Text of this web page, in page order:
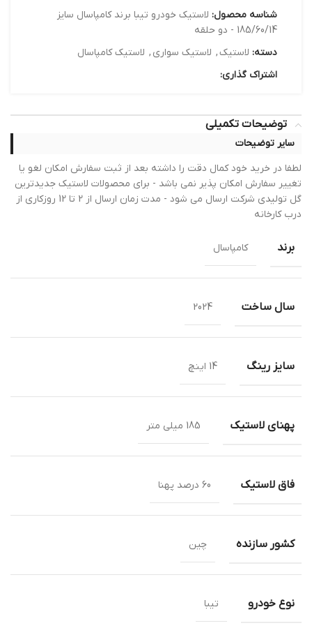
شناسه محصول: لاستیک خودرو تیبا برند کامپاسال سایز
185/60/14 - دو حلقه
دسته: لاستیک, لاستیک سواری , لاستیک کامپاسال
اشتراک گذاری:
توضیحات تکمیلی
سایر توضیحات
لطفا در خرید خود کمال دقت را داشته بعد از ثبت سفارش امکان لغو یا
تغییر سفارش امکان پذیر نمی باشد - برای محصولات لاستیک جدیدترین
گل تولیدی شرکت ارسال می شود - مدت زمان ارسال از 2 تا 12 روزکاری از
درب کارخانه
برند کامپاسال
سال ساخت 2024
سایز رینگ 14 اینچ
پهنای لاستیک 185 میلی متر
فاق لاستیک 60 درصد پهنا
کشور سازنده چین
نوع خودرو تیبا